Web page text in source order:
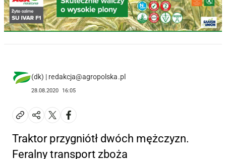
(dk) | redakcja@agropolska.pl
28.08.2020 16:05
Traktor przygniótł dwóch mężczyzn.
Feralny transport zboża